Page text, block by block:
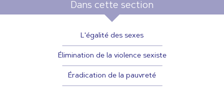
Dans cette section
L'égalité des sexes
Élimination de la violence sexiste
Éradication de la pauvreté